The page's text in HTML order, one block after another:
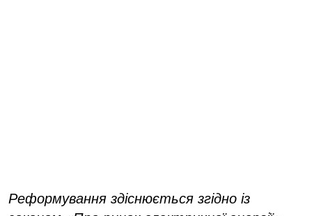
Реформування здіснюється згідно із